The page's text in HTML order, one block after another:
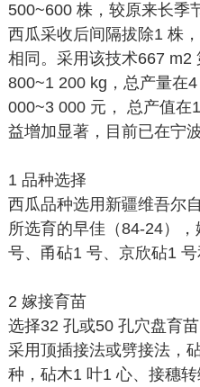
500~600 株，较原来长季
西瓜采收后间隔拔除1 株
相同。采用该技术667 m2
800~1 200 kg，总产量在
000~3 000 元， 总产值在
益增加显著，目前已在宁
1 品种选择
西瓜品种选用新疆维吾尔
所选育的早佳（84-24）
号、甬砧1 号、京欣砧1 号
2 嫁接育苗
选择32 孔或50 孔穴盘育
采用顶插接法或劈接法，
种，砧木1 叶1 心、接穗